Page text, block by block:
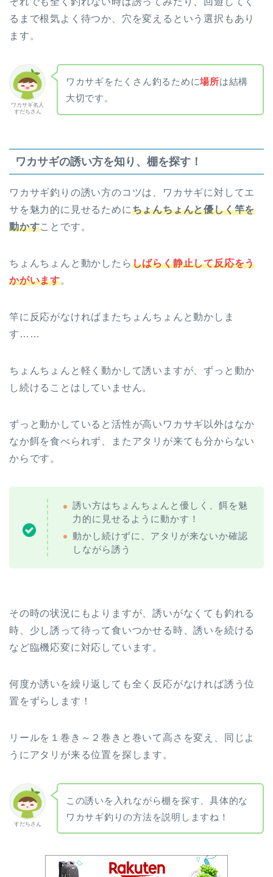
るまで根気よく待つか、穴を変えるという選択もあり
ます。
ワカサギ名人
すだちさん
ワカサギをたくさん釣るために場所は結構
大切です。
ワカサギの誘い方を知り、棚を探す！
ワカサギ釣りの誘い方のコツは、ワカサギに対してエ
サを魅力的に見せるためにちょんちょんと優しく竿を
動かすことです。
ちょんちょんと動かしたらしばらく静止して反応をう
かがいます。
竿に反応がなければまたちょんちょんと動かしま
す……
ちょんちょんと軽く動かして誘いますが、ずっと動か
し続けることはしていません。
ずっと動かしていると活性が高いワカサギ以外はなか
なか餌を食べられず、またアタリが来ても分からない
からです。
誘い方はちょんちょんと優しく、餌を魅
力的に見せるように動かす！
動かし続けずに、アタリが来ないか確認
しながら誘う
その時の状況にもよりますが、誘いがなくても釣れる
時、少し誘って待って食いつかせる時、誘いを続ける
など臨機応変に対応しています。
何度か誘いを繰り返しても全く反応がなければ誘う位
置をずらします！
リールを１巻き～２巻きと巻いて高さを変え、同じよ
うにアタリが来る位置を探します。
すだちさん
この誘いを入れながら棚を探す、具体的な
ワカサギ釣りの方法を説明しますね！